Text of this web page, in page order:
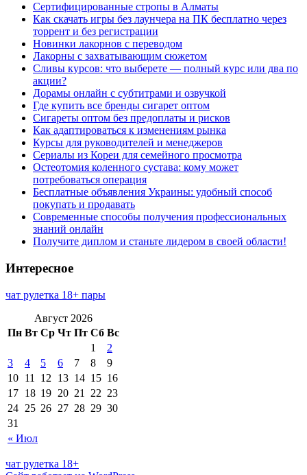
Сертифицированные стропы в Алматы
Как скачать игры без лаунчера на ПК бесплатно через
торрент и без регистрации
Новинки лакорнов с переводом
Лакорны с захватывающим сюжетом
Сливы курсов: что выберете — полный курс или два по
акции?
Дорамы онлайн с субтитрами и озвучкой
Где купить все бренды сигарет оптом
Сигареты оптом без предоплаты и рисков
Как адаптироваться к изменениям рынка
Курсы для руководителей и менеджеров
Сериалы из Кореи для семейного просмотра
Остеотомия коленного сустава: кому может
потребоваться операция
Бесплатные объявления Украины: удобный способ
покупать и продавать
Современные способы получения профессиональных
знаний онлайн
Получите диплом и станьте лидером в своей области!
Интересное
чат рулетка 18+ пары
Август 2026
Пн Вт Ср Чт Пт Сб Вс
« Июл
1
2
3
4 5 6 7 8
9
10 11 12 13 14 15 16
17 18 19 20 21 22 23
24 25 26 27 28 29 30
31
чат рулетка 18+